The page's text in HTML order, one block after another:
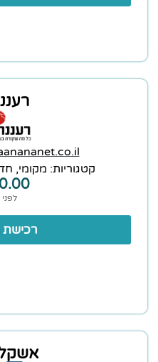
קטגוריות: מקומי,